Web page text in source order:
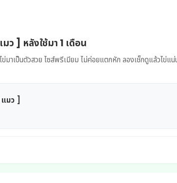
ว ] หลังใช้มา 1 เดือน
มาเป็นตัวสวย ไซส์พรีเมียม ไม่ค่อยแตกหัก ลองเช็กดูแล้วไข่แ
มว ]